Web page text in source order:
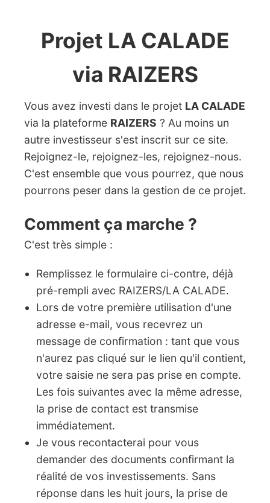
Projet LA CALADE
via RAIZERS
Vous avez investi dans le projet LA CALADE
via la plateforme RAIZERS ? Au moins un
autre investisseur s'est inscrit sur ce site.
Rejoignez-le, rejoignez-les, rejoignez-nous.
C'est ensemble que vous pourrez, que nous
pourrons peser dans la gestion de ce projet.
Comment ça marche ?
C'est très simple :
Remplissez le formulaire ci-contre, déjà
pré-rempli avec RAIZERS/LA CALADE.
Lors de votre première utilisation d'une
adresse e-mail, vous recevrez un
message de confirmation : tant que vous
n'aurez pas cliqué sur le lien qu'il contient,
votre saisie ne sera pas prise en compte.
Les fois suivantes avec la même adresse,
la prise de contact est transmise
immédiatement.
Je vous recontacterai pour vous
demander des documents confirmant la
réalité de vos investissements. Sans
réponse dans les huit jours, la prise de